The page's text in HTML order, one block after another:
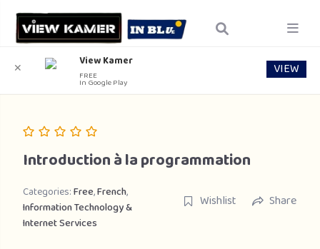
Introduction à la programmation
Categories:Free,French,
Information Technology &
Internet Services
Wishlist Share
✕ View Kamer
FREE
In Google Play
VIEW